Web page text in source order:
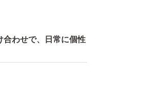
合わせで、日常に個性